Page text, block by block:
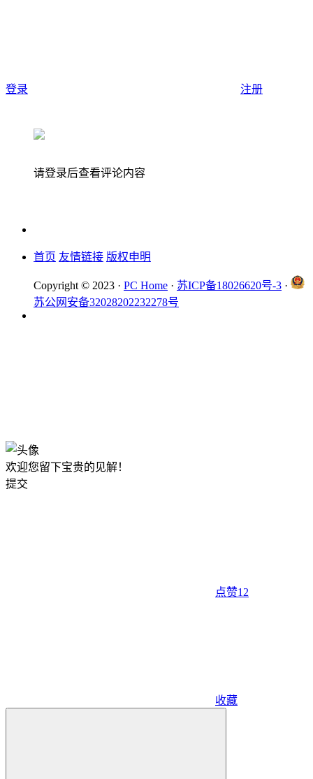
登录 注册
请登录后查看评论内容
首页 友情链接 版权申明
Copyright © 2023 · PC Home · 苏ICP备18026620号-3 ·
苏公网安备32028202232278号
欢迎您留下宝贵的见解！
提交
点赞12
收藏